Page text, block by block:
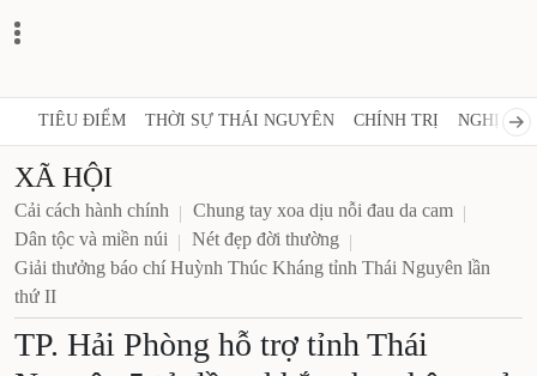
TIÊU ĐIỂM THỜI SỰ THÁI NGUYÊN CHÍNH TRỊ NGHỊ
XÃ HỘI
Cải cách hành chính
Chung tay xoa dịu nỗi đau da cam
Dân tộc và miền núi
Nét đẹp đời thường
Giải thưởng báo chí Huỳnh Thúc Kháng tỉnh Thái Nguyên lần
thứ II
TP. Hải Phòng hỗ trợ tỉnh Thái